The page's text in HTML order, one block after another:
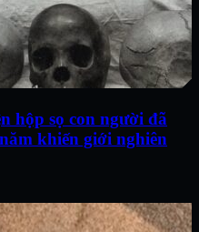
hộp sọ con người đã
khiến giới nghiên